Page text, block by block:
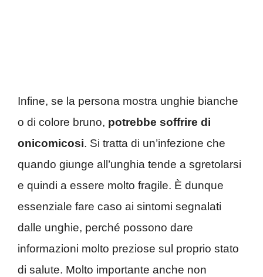
Infine, se la persona mostra unghie bianche
o di colore bruno, potrebbe soffrire di
onicomicosi. Si tratta di un’infezione che
quando giunge all’unghia tende a sgretolarsi
e quindi a essere molto fragile. È dunque
essenziale fare caso ai sintomi segnalati
dalle unghie, perché possono dare
informazioni molto preziose sul proprio stato
di salute. Molto importante anche non